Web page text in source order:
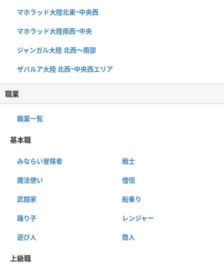
マホラッド大陸北東~中央西
マホラッド大陸南西~中央
ジャンガル大陸 北西〜南部
ザバルア大陸 北西~中央西エリア
職業
職業一覧
基本職
みならい冒険者 戦士
魔法使い 僧侶
武闘家 船乗り
踊り子 レンジャー
遊び人 商人
上級職